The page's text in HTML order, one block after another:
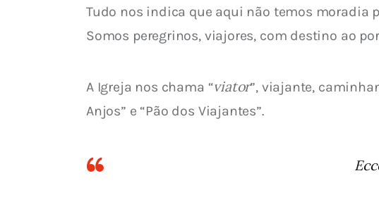
Tudo nos indica que aqui não temos moradia
Somos peregrinos, viajores, com destino ao
A Igreja nos chama “viator”, viajante,
Anjos” e “Pão dos Viajantes”.